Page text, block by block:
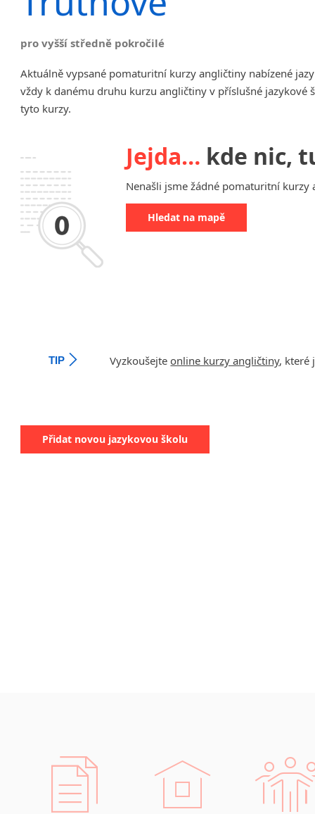
Chrudim
Hodonín
Klatovy
Kolín
Vysoká nad Labem
pro vyšší středně pokročilé
Aktuálně vypsané pomaturitní kurzy angličtiny nabízené
vždy k danému druhu kurzu angličtiny v příslušné
tyto kurzy.
Jejda… kde nic,
Nenašli jsme žádné pomaturitní kurzy
Hledat na mapě
TIP Vyzkoušejte online kurzy angličtiny, které
Přidat novou jazykovou školu